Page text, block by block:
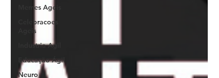
Memes Ageis
Celebracoes
Ageis
Industria Agil
Educação Ágil
Neuro